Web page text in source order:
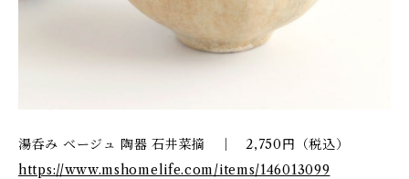
湯呑み ベージュ 陶器 石井菜摘 ｜ 2,750円（税込）
https://www.mshomelife.com/items/146013099